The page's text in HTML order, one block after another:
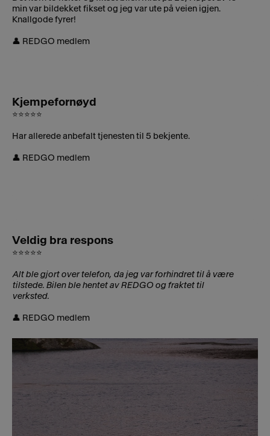
min var bildekket fikset og jeg var ute på veien igjen.
Knallgode fyrer!
👤 REDGO medlem
Kjempefornøyd
⭐⭐⭐⭐⭐
Har allerede anbefalt tjenesten til 5 bekjente.
👤 REDGO medlem
Veldig bra respons
⭐⭐⭐⭐⭐
Alt ble gjort over telefon, da jeg var forhindret til å være
tilstede. Bilen ble hentet av REDGO og fraktet til
verksted.
👤 REDGO medlem